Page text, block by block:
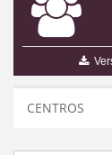
CENTROS